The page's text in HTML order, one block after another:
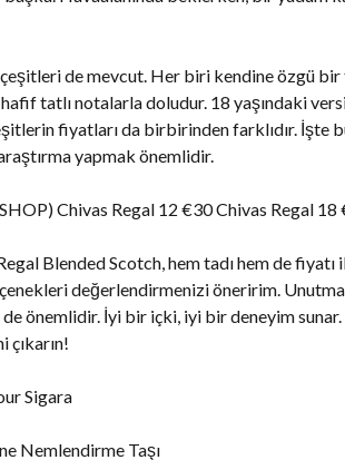
çeşitleri de mevcut. Her biri kendine özgü
tatlı notalarla doludur. 18 yaşındaki
fiyatları da birbirinden farklıdır. İşte
yapmak önemlidir.
Chivas Regal 12 €30 Chivas Regal
Blended Scotch, hem tadı hem de
değerlendirmenizi öneririm.
de önemlidir. İyi bir içki, iyi bir deneyim
Sigara
Nemlendirme Taşı